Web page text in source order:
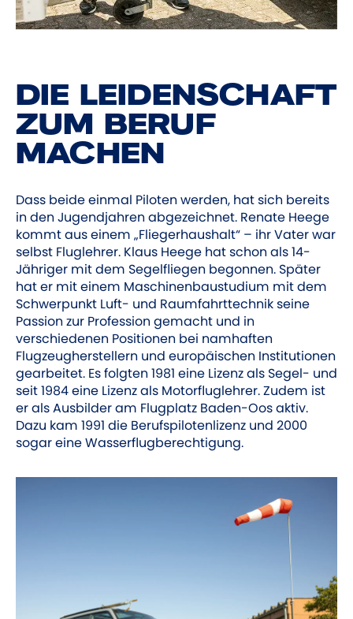
DIE LEIDENSCHAFT
ZUM BERUF
MACHEN
Dass beide einmal Piloten werden, hat sich bereits
in den Jugendjahren abgezeichnet. Renate Heege
kommt aus einem „Fliegerhaushalt“ – ihr Vater war
selbst Fluglehrer. Klaus Heege hat schon als 14-
Jähriger mit dem Segelfliegen begonnen. Später
hat er mit einem Maschinenbaustudium mit dem
Schwerpunkt Luft- und Raumfahrttechnik seine
Passion zur Profession gemacht und in
verschiedenen Positionen bei namhaften
Flugzeugherstellern und europäischen Institutionen
gearbeitet. Es folgten 1981 eine Lizenz als Segel- und
seit 1984 eine Lizenz als Motorfluglehrer. Zudem ist
er als Ausbilder am Flugplatz Baden-Oos aktiv.
Dazu kam 1991 die Berufspilotenlizenz und 2000
sogar eine Wasserflugberechtigung.